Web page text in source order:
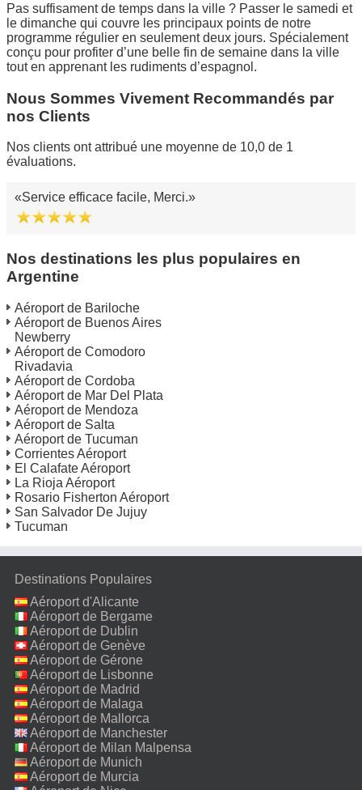
Pas suffisament de temps dans la ville ? Passer le samedi et
le dimanche qui couvre les principaux points de notre
programme régulier en seulement deux jours. Spécialement
conçu pour profiter d’une belle fin de semaine dans la ville
tout en apprenant les rudiments d’espagnol.
Nous Sommes Vivement Recommandés par
nos Clients
Nos clients ont attribué une moyenne de 10,0 de 1
évaluations.
Service efficace facile, Merci.
Nos destinations les plus populaires en
Argentine
Aéroport de Bariloche
Aéroport de Buenos Aires
Newberry
Aéroport de Comodoro
Rivadavia
Aéroport de Cordoba
Aéroport de Mar Del Plata
Aéroport de Mendoza
Aéroport de Salta
Aéroport de Tucuman
Corrientes Aéroport
El Calafate Aéroport
La Rioja Aéroport
Rosario Fisherton Aéroport
San Salvador De Jujuy
Tucuman
Destinations Populaires
Aéroport d'Alicante
Aéroport de Bergame
Aéroport de Dublin
Aéroport de Genève
Aéroport de Gérone
Aéroport de Lisbonne
Aéroport de Madrid
Aéroport de Malaga
Aéroport de Mallorca
Aéroport de Manchester
Aéroport de Milan Malpensa
Aéroport de Munich
Aéroport de Murcia